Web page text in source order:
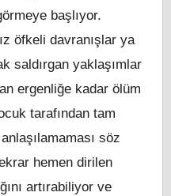
başlıyor.
öfkeli davranışlar ya
saldırgan yaklaşımlar
ergenliğe kadar ölüm
tarafından tam
söz
hemen dirilen
artırabiliyor ve